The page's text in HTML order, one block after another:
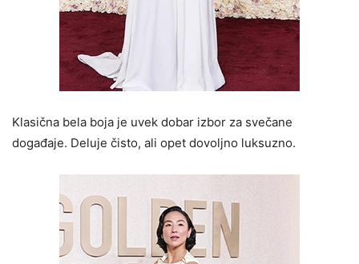
Klasična bela boja je uvek dobar izbor za svečane
događaje. Deluje čisto, ali opet dovoljno luksuzno.